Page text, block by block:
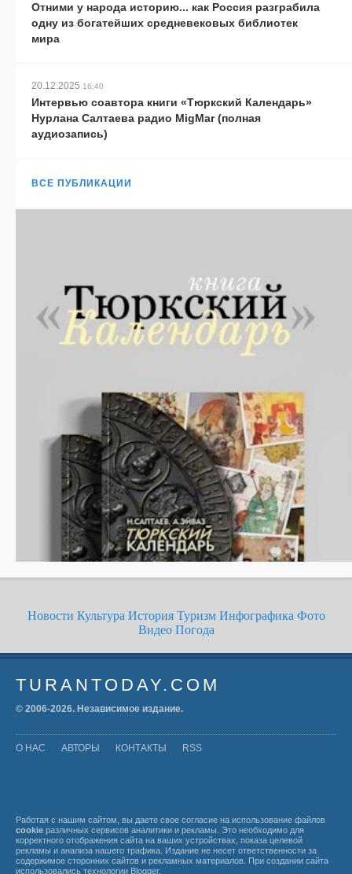
Отними у народа историю... как Россия разграбила
одну из богатейших средневековых библиотек
мира
20.12.2025 16:40
Интервью соавтора книги «Тюркский Календарь»
Нурлана Салтаева радио MigMar (полная
аудиозапись)
ВСЕ ПУБЛИКАЦИИ
Новости Культура История Туризм Инфографика Фото
Видео Погода
TURANTODAY.COM
© 2006-2026. Независимое издание.
О НАС АВТОРЫ КОНТАКТЫ RSS
Работая с нашим сайтом, вы даете свое согласие на использование файлов
cookie различных сервисов аналитики и рекламы. Это необходимо для
корректного отображения сайта на ваших устройствах, показа целевой
рекламы и анализа нашего трафика. Издание не несет ответственности за
содержимое сторонних сайтов и рекламных материалов. При создании сайта
использовались технологии Blogger.